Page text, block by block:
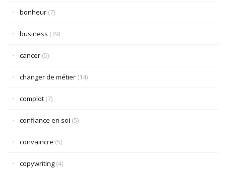
bonheur (7)
business (39)
cancer (5)
changer de métier (14)
complot (7)
confiance en soi (5)
convaincre (5)
copywriting (4)